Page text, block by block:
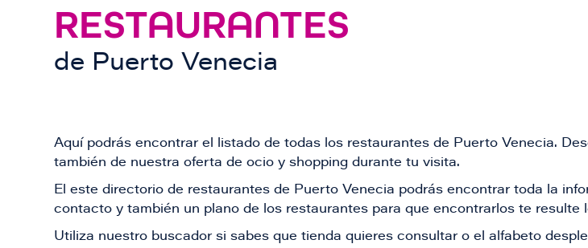
RESTAURANTES
de Puerto Venecia
Aquí podrás encontrar el listado de todas los restaurantes de Puerto Venecia.
también de nuestra oferta de ocio y shopping durante tu visita.
El este directorio de restaurantes de Puerto Venecia podrás encontrar toda la
contacto y también un plano de los restaurantes para que encontrarlos te resulte
Utiliza nuestro buscador si sabes que tienda quieres consultar o el alfabeto